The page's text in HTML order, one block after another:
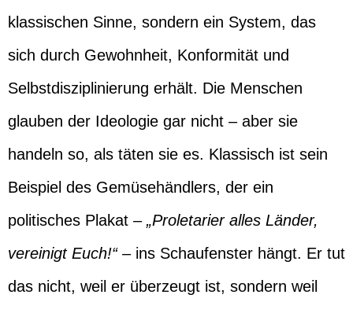
klassischen Sinne, sondern ein System, das
sich durch Gewohnheit, Konformität und
Selbstdisziplinierung erhält. Die Menschen
glauben der Ideologie gar nicht – aber sie
handeln so, als täten sie es. Klassisch ist sein
Beispiel des Gemüsehändlers, der ein
politisches Plakat – „Proletarier alles Länder,
vereinigt Euch!“ –ins Schaufenster hängt. Er tut
das nicht, weil er überzeugt ist, sondern weil